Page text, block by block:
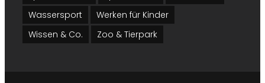
Wassersport
Werken für Kinder
Wissen & Co.
Zoo & Tierpark